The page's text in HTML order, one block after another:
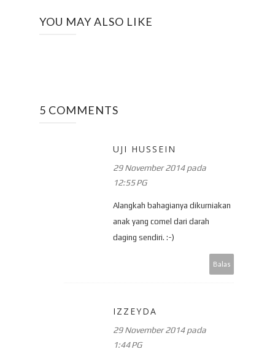
YOU MAY ALSO LIKE
5 COMMENTS
UJI HUSSEIN
29 November 2014 pada
12:55 PG
Alangkah bahagianya dikurniakan
anak yang comel dari darah
daging sendiri. :-)
Balas
IZZEYDA
29 November 2014 pada
1:44 PG